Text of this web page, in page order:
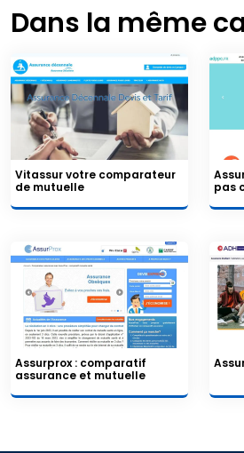
Dans la même
Vitassur votre comparateur
de mutuelle
pas
Assurprox : comparatif
assurance et mutuelle